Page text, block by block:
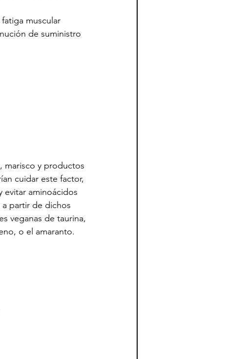
muscular
de suministro
marisco y productos
cuidar este factor,
aminoácidos
a partir de dichos
veganas de taurina,
o el amaranto.